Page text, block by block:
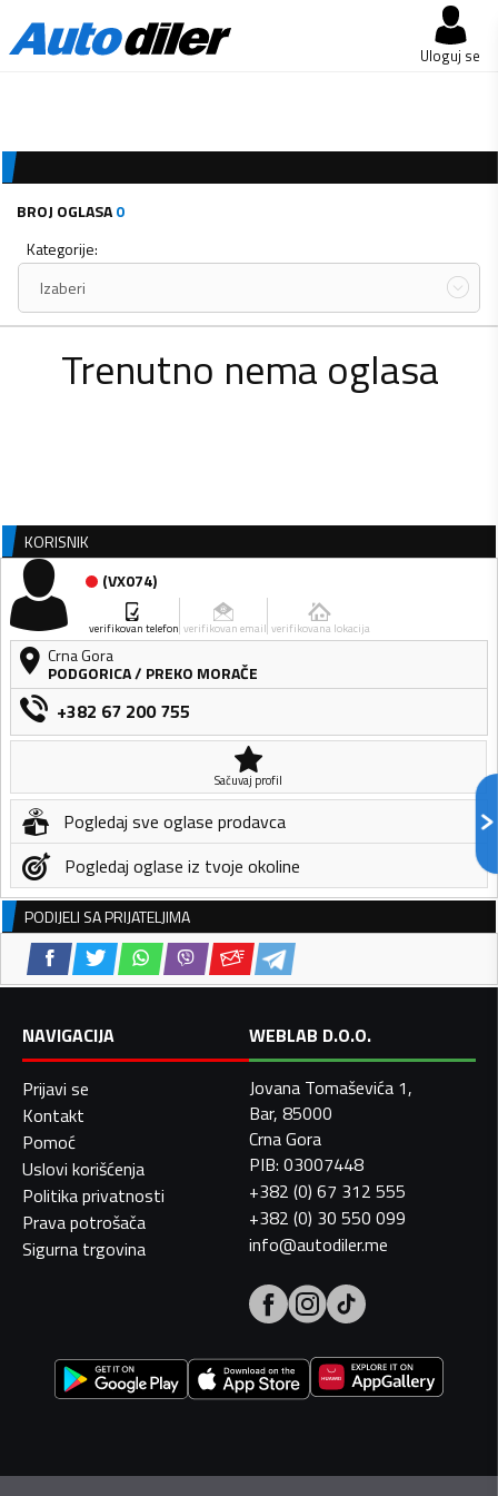
Uloguj se
BROJ OGLASA0
Kategorije:
Izaberi
Trenutno nema oglasa
KORISNIK
(VX074)
verifikovan telefon verifikovan email verifikovana lokacija
Crna Gora
PODGORICA/ PREKO MORAČE
+382 67 200 755
Sačuvaj profil
Pogledaj sve oglase prodavca
Pogledaj oglase iz tvoje okoline
PODIJELI SA PRIJATELJIMA
NAVIGACIJA
Prijavi se
Kontakt
Pomoć
Uslovi korišćenja
Politika privatnosti
Prava potrošača
Sigurna trgovina
WEBLAB D.O.O.
Jovana Tomaševića 1,
Bar, 85000
Crna Gora
PIB: 03007448
+382 (0) 67 312 555
+382 (0) 30 550 099
info@autodiler.me